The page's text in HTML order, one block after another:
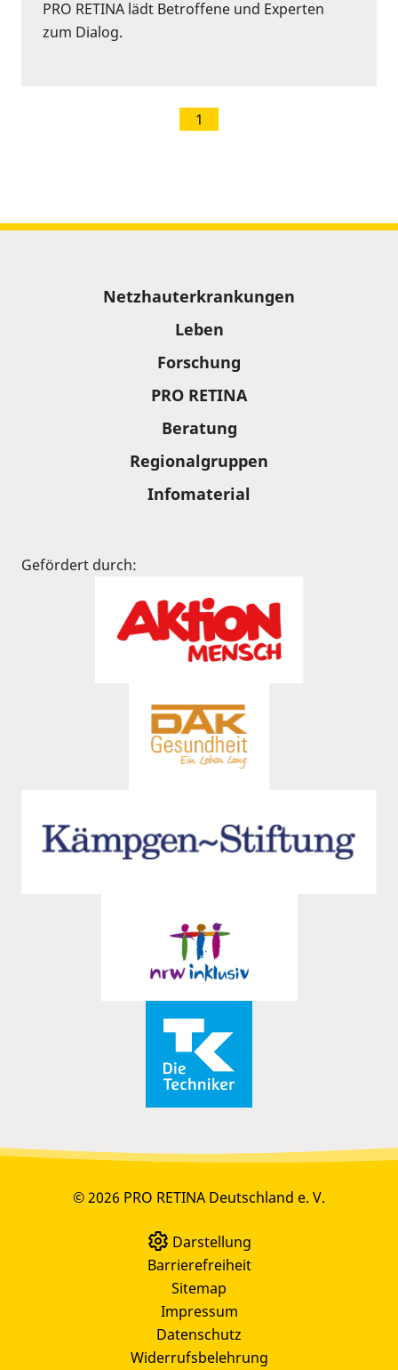
PRO RETINA lädt Betroffene und Experten
zum Dialog.
1
Netzhauterkrankungen
Leben
Forschung
PRO RETINA
Beratung
Regionalgruppen
Infomaterial
Gefördert durch:
© 2026 PRO RETINA Deutschland e. V.
Darstellung
Barrierefreiheit
Sitemap
Impressum
Datenschutz
Widerrufsbelehrung